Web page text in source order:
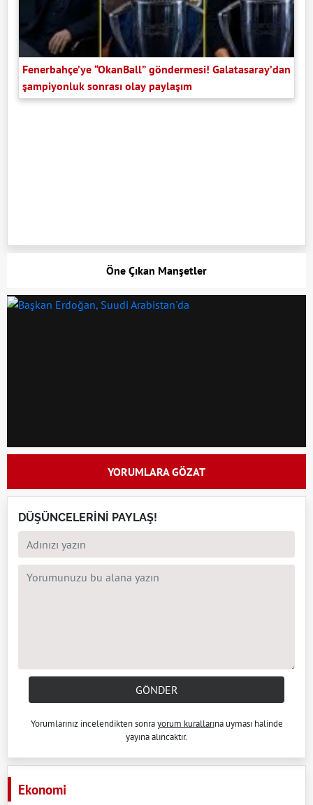
Fenerbahçe’ye “OkanBall” göndermesi! Galatasaray’dan
şampiyonluk sonrası olay paylaşım
Öne Çıkan Manşetler
YORUMLARA GÖZAT
DÜŞÜNCELERİNİ PAYLAŞ!
GÖNDER
Yorumlarınız incelendikten sonrayorum kurallarına uyması halinde
yayına alıncaktır.
Ekonomi